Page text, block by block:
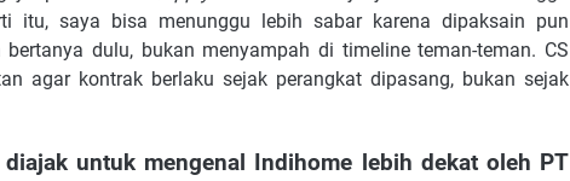
itu, saya bisa menunggu lebih sabar karena dipaksain pun
dulu, bukan menyampah di timeline teman-teman. CS
agar kontrak berlaku sejak perangkat dipasang, bukan sejak
untuk mengenal Indihome lebih dekat oleh PT